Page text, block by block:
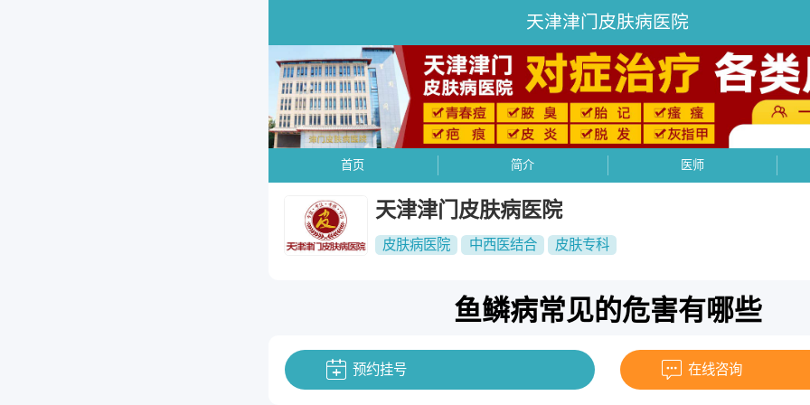
天津津门皮肤病医院
首页 简介 医师
天津津门皮肤病医院
皮肤病医院 中西医结合 皮肤专科
鱼鳞病常见的危害有哪些
预约挂号 在线咨询